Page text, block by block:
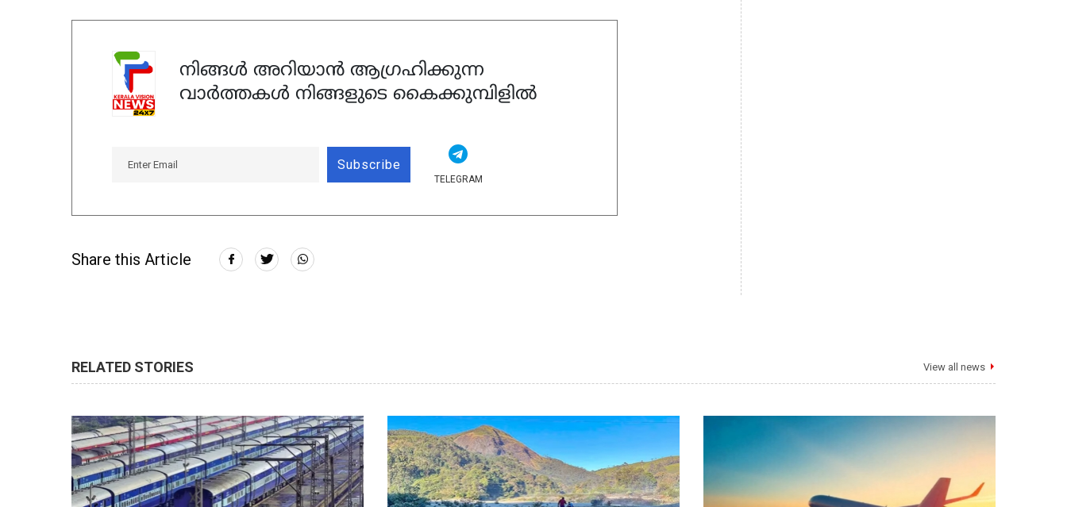
നിങ്ങൾ അറിയാൻ ആഗ്രഹിക്കുന്ന
വാർത്തകൾ നിങ്ങളുടെ കൈക്കുമ്പിളിൽ
Subscribe
TELEGRAM
Share this Article
RELATED STORIES View all news